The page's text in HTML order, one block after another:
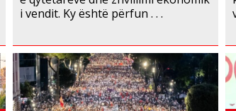
i vendit. Ky është përfun . . .